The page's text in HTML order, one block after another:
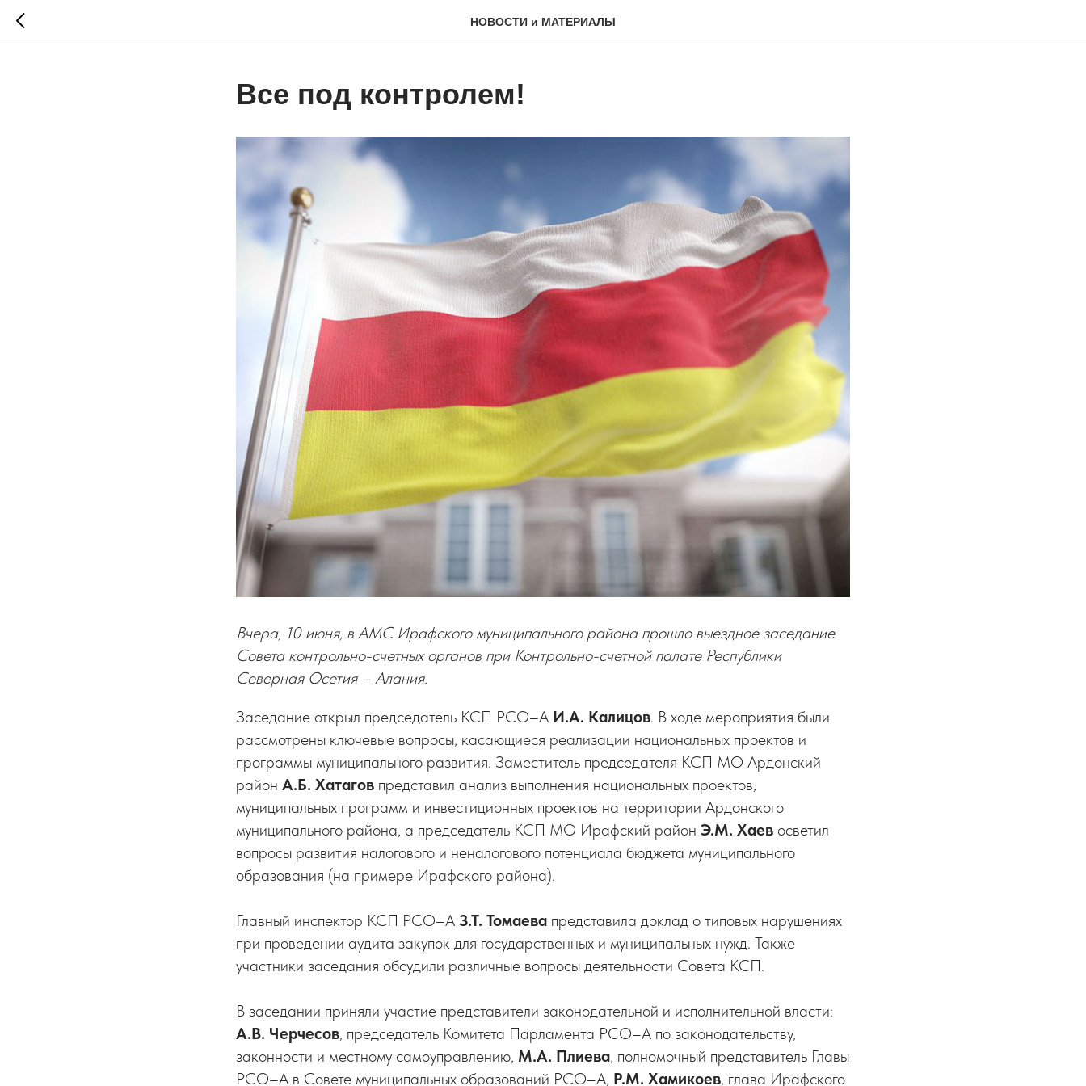
НОВОСТИ и МАТЕРИАЛЫ
Все под контролем!
Вчера, 10 июня, в АМС Ирафского муниципального района прошло выездное заседание
Совета контрольно-счетных органов при Контрольно-счетной палате Республики
Северная Осетия – Алания.
Заседание открыл председатель КСП РСО–А И.А. Калицов. В ходе мероприятия были
рассмотрены ключевые вопросы, касающиеся реализации национальных проектов и
программы муниципального развития. Заместитель председателя КСП МО Ардонский
район А.Б. Хатагов представил анализ выполнения национальных проектов,
муниципальных программ и инвестиционных проектов на территории Ардонского
муниципального района, а председатель КСП МО Ирафский район Э.М. Хаев осветил
вопросы развития налогового и неналогового потенциала бюджета муниципального
образования (на примере Ирафского района).
Главный инспектор КСП РСО–А З.Т. Томаева представила доклад о типовых нарушениях
при проведении аудита закупок для государственных и муниципальных нужд. Также
участники заседания обсудили различные вопросы деятельности Совета КСП.
В заседании приняли участие представители законодательной и исполнительной власти:
А.В. Черчесов, председатель Комитета Парламента РСО–А по законодательству,
законности и местному самоуправлению, М.А. Плиева, полномочный представитель Главы
РСО–А в Совете муниципальных образований РСО–А, Р.М. Хамикоев, глава Ирафского